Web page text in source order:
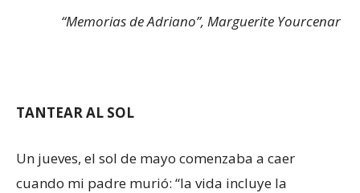
“Memorias de Adriano”, Marguerite Yourcenar
TANTEAR AL SOL
Un jueves, el sol de mayo comenzaba a caer
cuando mi padre murió: “la vida incluye la